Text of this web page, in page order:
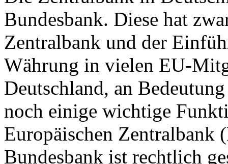
Bundesbank. Diese hat
Zentralbank und der
Währung in vielen EU-
Deutschland, an
noch einige wichtige
Europäischen Zentralbank
Bundesbank ist rechtlich